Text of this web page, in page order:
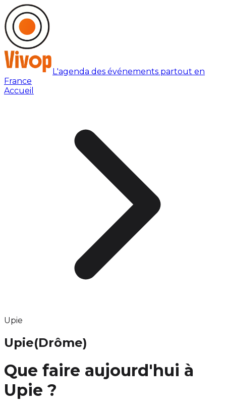
L'agenda des événements partout en
France
Accueil
Upie
Upie(Drôme)
Que faire aujourd'hui à
Upie ?